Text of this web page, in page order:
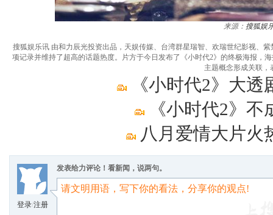
来源： 搜狐娱
搜狐娱乐讯 由和力辰光投资出品，天娱传媒、台湾群星瑞智、欢瑞世纪影视、
项记录并维持了超高的话题热度。片方于今日发布了《小时代2》的终极海报，
主题概念形成关联，
《小时代2》大
《小时代2》
八月爱情大片火
登录/注册
发表给力评论！看新闻，说两句。